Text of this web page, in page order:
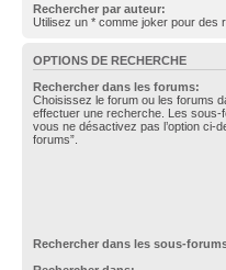
Rechercher par auteur:
Utilisez un * comme joker pour des
OPTIONS DE RECHERCHE
Rechercher dans les forums:
Choisissez le forum ou les forums
effectuer une recherche. Les sous-
vous ne désactivez pas l’option ci-
forums”.
Rechercher dans les sous-